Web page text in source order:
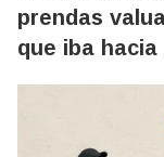
prendas
que iba hacia